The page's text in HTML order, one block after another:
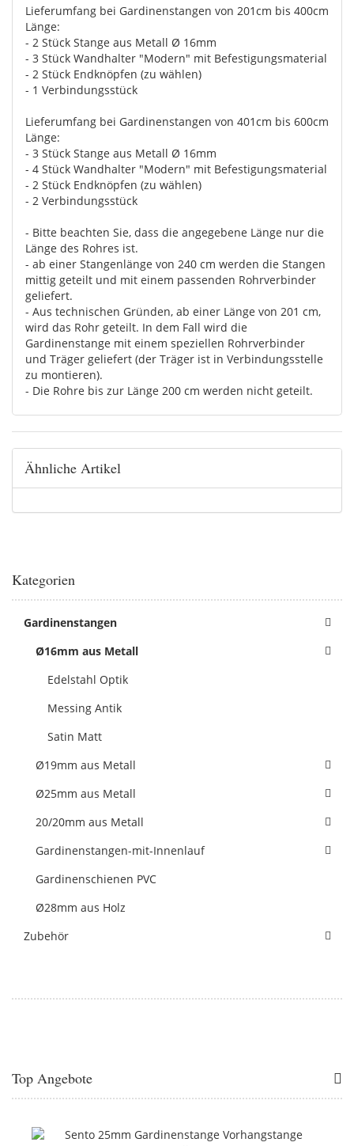
Lieferumfang bei Gardinenstangen von 201cm bis 400cm
Länge:
- 2 Stück Stange aus Metall Ø 16mm
- 3 Stück Wandhalter "Modern" mit Befestigungsmaterial
- 2 Stück Endknöpfen (zu wählen)
- 1 Verbindungsstück
Lieferumfang bei Gardinenstangen von 401cm bis 600cm
Länge:
- 3 Stück Stange aus Metall Ø 16mm
- 4 Stück Wandhalter "Modern" mit Befestigungsmaterial
- 2 Stück Endknöpfen (zu wählen)
- 2 Verbindungsstück
- Bitte beachten Sie, dass die angegebene Länge nur die
Länge des Rohres ist.
- ab einer Stangenlänge von 240 cm werden die Stangen
mittig geteilt und mit einem passenden Rohrverbinder
geliefert.
- Aus technischen Gründen, ab einer Länge von 201 cm,
wird das Rohr geteilt. In dem Fall wird die
Gardinenstange mit einem speziellen Rohrverbinder
und Träger geliefert (der Träger ist in Verbindungsstelle
zu montieren).
- Die Rohre bis zur Länge 200 cm werden nicht geteilt.
Ähnliche Artikel
Kategorien
Gardinenstangen
Ø16mm aus Metall
Edelstahl Optik
Messing Antik
Satin Matt
Ø19mm aus Metall
Ø25mm aus Metall
20/20mm aus Metall
Gardinenstangen-mit-Innenlauf
Gardinenschienen PVC
Ø28mm aus Holz
Zubehör
Top Angebote